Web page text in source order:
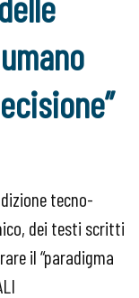
tecno-
dei testi scritti
il “paradigma